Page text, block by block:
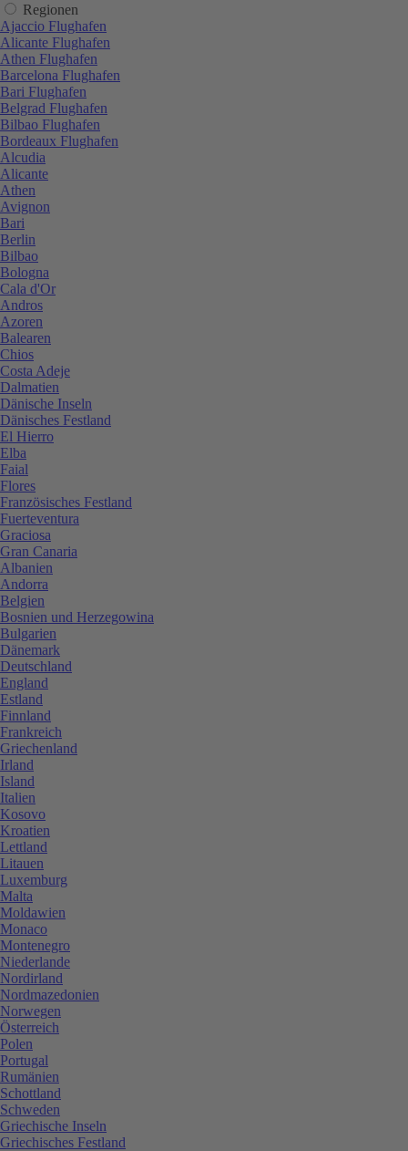
Regionen
Ajaccio Flughafen
Alicante Flughafen
Athen Flughafen
Barcelona Flughafen
Bari Flughafen
Belgrad Flughafen
Bilbao Flughafen
Bordeaux Flughafen
Alcudia
Alicante
Athen
Avignon
Bari
Berlin
Bilbao
Bologna
Cala d'Or
Andros
Azoren
Balearen
Chios
Costa Adeje
Dalmatien
Dänische Inseln
Dänisches Festland
El Hierro
Elba
Faial
Flores
Französisches Festland
Fuerteventura
Graciosa
Gran Canaria
Albanien
Andorra
Belgien
Bosnien und Herzegowina
Bulgarien
Dänemark
Deutschland
England
Estland
Finnland
Frankreich
Griechenland
Irland
Island
Italien
Kosovo
Kroatien
Lettland
Litauen
Luxemburg
Malta
Moldawien
Monaco
Montenegro
Niederlande
Nordirland
Nordmazedonien
Norwegen
Österreich
Polen
Portugal
Rumänien
Schottland
Schweden
Griechische Inseln
Griechisches Festland